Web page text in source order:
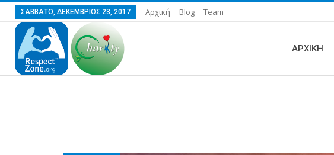
ΣΆΒΒΑΤΟ, ΔΕΚΈΜΒΡΙΟΣ 23, 2017 Αρχική Blog Team
ΑΡΧΙΚΗ